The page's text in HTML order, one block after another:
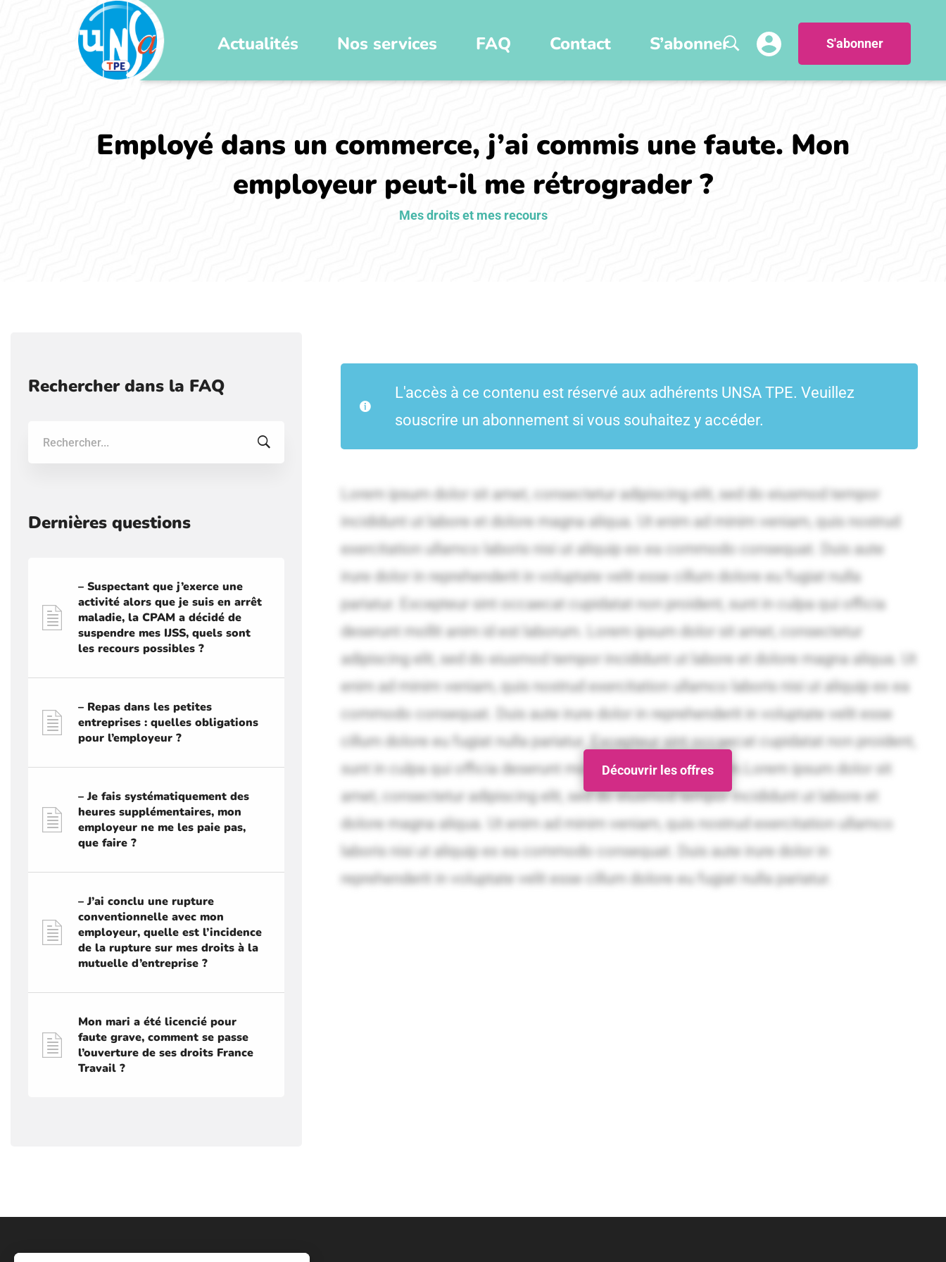
Actualités Nos services FAQ Contact S’abonner S'abonner
Mes droits et mes recours
Employé dans un commerce, j’ai commis une faute. Mon
employeur peut-il me rétrograder ?
Rechercher dans la FAQ
Dernières questions
– Suspectant que j’exerce une
activité alors que je suis en arrêt
maladie, la CPAM a décidé de
suspendre mes IJSS, quels sont
les recours possibles ?
– Repas dans les petites
entreprises : quelles obligations
pour l’employeur ?
– Je fais systématiquement des
heures supplémentaires, mon
employeur ne me les paie pas,
que faire ?
– J’ai conclu une rupture
conventionnelle avec mon
employeur, quelle est l’incidence
de la rupture sur mes droits à la
mutuelle d’entreprise ?
Mon mari a été licencié pour
faute grave, comment se passe
l’ouverture de ses droits France
Travail ?
Découvrir les offres
L'accès à ce contenu est réservé aux adhérents UNSA TPE. Veuillez
souscrire un abonnement si vous souhaitez y accéder.